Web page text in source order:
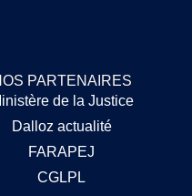
PARTENAIRES
de la Justice
Dalloz actualité
FARAPEJ
CGLPL